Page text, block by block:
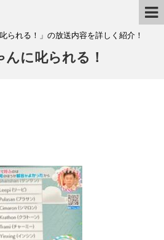
られる！」の放送内容を詳しく紹介！
んに叱られる！